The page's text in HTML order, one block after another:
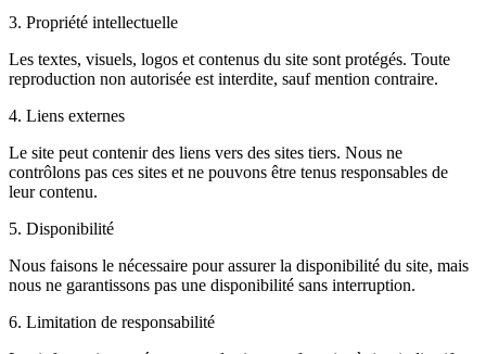
3. Propriété intellectuelle
Les textes, visuels, logos et contenus du site sont protégés. Toute
reproduction non autorisée est interdite, sauf mention contraire.
4. Liens externes
Le site peut contenir des liens vers des sites tiers. Nous ne
contrôlons pas ces sites et ne pouvons être tenus responsables de
leur contenu.
5. Disponibilité
Nous faisons le nécessaire pour assurer la disponibilité du site, mais
nous ne garantissons pas une disponibilité sans interruption.
6. Limitation de responsabilité